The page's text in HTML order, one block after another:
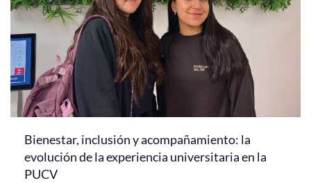
Bienestar, inclusión y acompañamiento: la
evolución de la experiencia universitaria en la
PUCV